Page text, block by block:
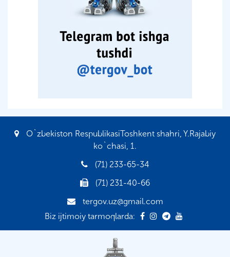
O`zbekiston RespublikasiToshkent shahri, Y.Rajabiy
ko`chasi, 1.
(71) 233-65-34
(71) 231-40-66
tergov.uz@gmail.com
Biz ijtimoiy tarmoqlarda: